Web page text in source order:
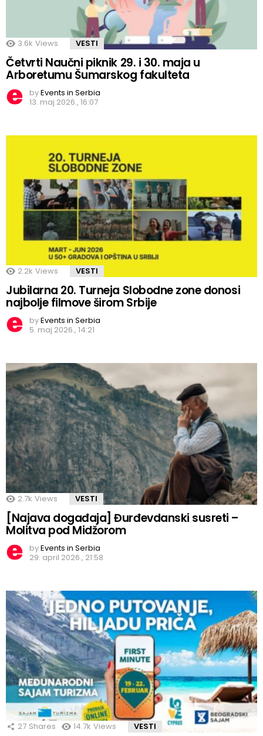
3.6k Views VESTI
Četvrti Naučni piknik 29. i 30. maja u
Arboretumu Šumarskog fakulteta
byEvents in Serbia
13. maj 2026., 16:07
2.2k Views VESTI
Jubilarna 20. Turneja Slobodne zone donosi
najbolje filmove širom Srbije
byEvents in Serbia
5. maj 2026., 14:21
2.7k Views VESTI
[Najava događaja] Đurđevdanski susreti –
Molitva pod Midžorom
byEvents in Serbia
29. april 2026., 21:58
27 Shares 14.7k Views VESTI